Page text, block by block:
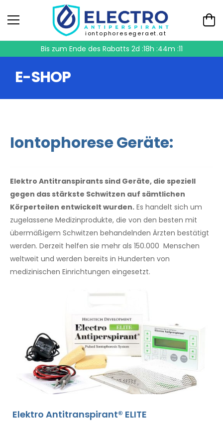
iontophoresegeraet.at
Bis zum Ende des Rabatts 2d :18h :44m :10
E-SHOP
Iontophorese Geräte:
Elektro Antitranspirants sind Geräte, die speziell
gegen das stärkste Schwitzen auf sämtlichen
Körperteilen entwickelt wurden. Es handelt sich um
zugelassene Medizinprodukte, die von den besten mit
übermäßigem Schwitzen behandelnden Ärzten bestätigt
werden. Derzeit helfen sie mehr als 150.000 Menschen
weltweit und werden bereits in Hunderten von
medizinischen Einrichtungen eingesetzt.
Elektro Antitranspirant® ELITE